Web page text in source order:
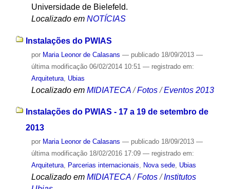
Universidade de Bielefeld.
Localizado em NOTÍCIAS
Instalações do PWIAS
por Maria Leonor de Calasans — publicado18/09/2013 —
última modificação06/02/2014 10:51 — registrado em:
Arquitetura, Ubias
Localizado em MIDIATECA /Fotos /Eventos 2013
Instalações do PWIAS - 17 a 19 de setembro de
2013
por Maria Leonor de Calasans — publicado18/09/2013 —
última modificação18/02/2016 17:09 — registrado em:
Arquitetura, Parcerias internacionais, Nova sede, Ubias
Localizado em MIDIATECA /Fotos /Institutos